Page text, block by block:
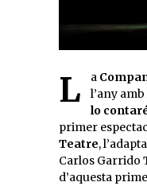
La
l’any
lo
primer
Teatre,
Carlos Garrido
d’aquesta